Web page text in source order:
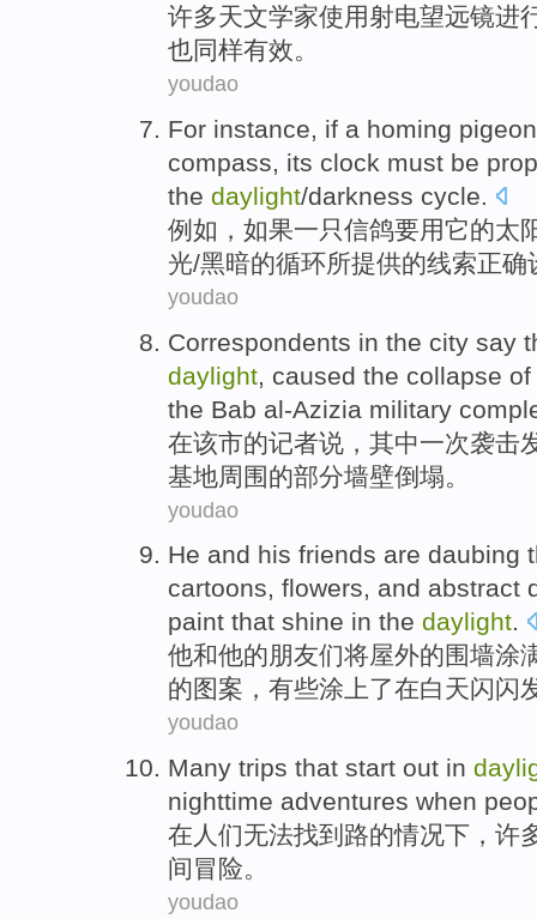
许多天文学家使用射电望远镜进
也同样有效。
youdao
For instance, if a homing pigeon
compass, its clock must be
the daylight/darkness cycle.
例如 ， 如果一只信鸽要用它的太
光/黑暗的循环所提供的线索正确
youdao
Correspondents in the city say
daylight caused the collapse of
the Bab al-Azizia military
在该市的记者说 ，其中一次袭击
基地周围的部分墙壁倒塌 。
youdao
He and his friends are daubing
cartoons, flowers, and abstract
paint that shine in the daylight.
他和他的朋友们将屋外的围墙涂
的图案 ， 有些涂 上了在白天闪闪
youdao
Many trips that start out in
nighttime adventures when
在 人们无法找到路的情况下，许
间冒险。
youdao